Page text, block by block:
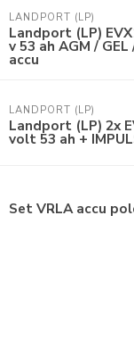
LANDPORT (LP)
Landport (LP)
v 53 ah AGM /
accu
LANDPORT (LP)
Landport (LP) 2x
volt 53 ah +
Set VRLA accu